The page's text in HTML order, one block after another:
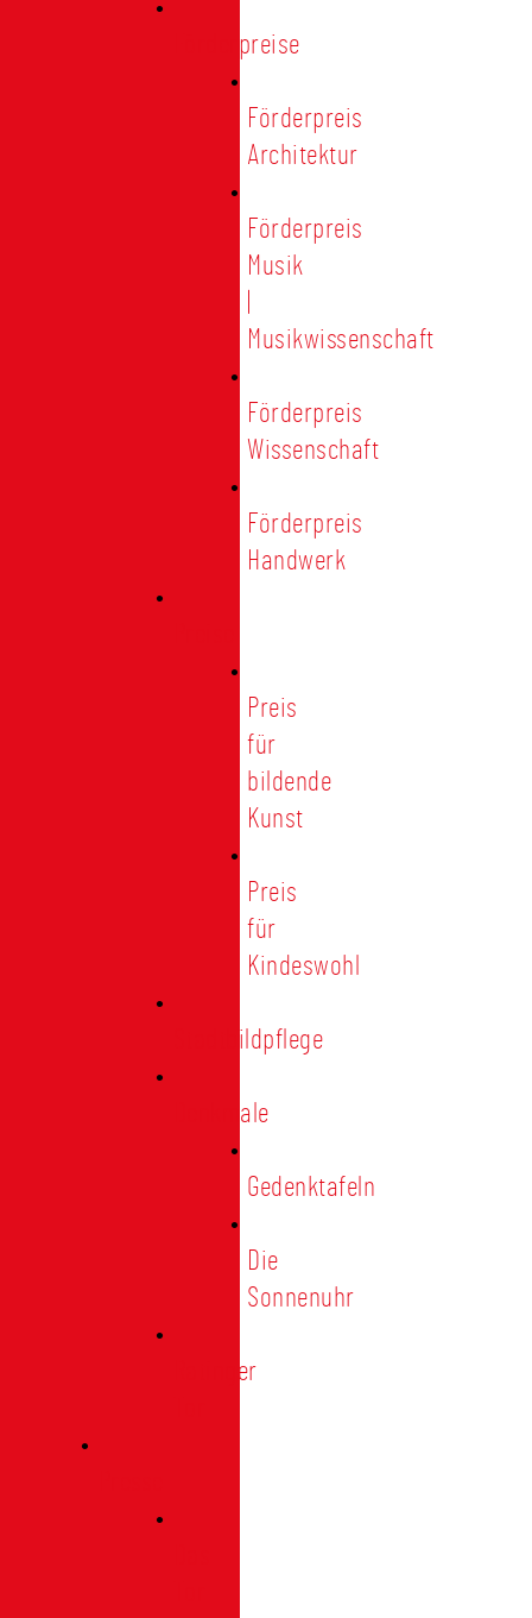
Förderpreise
Förderpreis
Architektur
Förderpreis
Musik
Musikwissenschaft
Förderpreis
Wissenschaft
Förderpreis
Handwerk
Preis
für
bildende
Kunst
Preis
für
Kindeswohl
Stadtbildpflege
Denkmale
Gedenktafeln
Die
Sonnenuhr
Ratinger